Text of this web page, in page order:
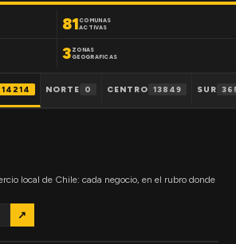
81 COMUNAS
ACTIVAS
3 ZONAS
GEOGRAFICAS
14214 NORTE 0 CENTRO 13849 SUR
local de Chile: cada negocio, en el rubro donde
↗